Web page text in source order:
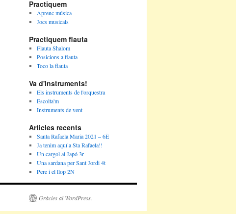
Practiquem
Aprenc música
Jocs musicals
Practiquem flauta
Flauta Shalom
Posicions a flauta
Toco la flauta
Va d'instruments!
Els instruments de l'orquestra
Escolta'm
Instruments de vent
Articles recents
Santa Rafaela Maria 2021 – 6È
Ja tenim aquí a Sta Rafaela!!
Un cargol al Japó 3r
Una sardana per Sant Jordi 4t
Pere i el llop 2N
Gràcies al WordPress.